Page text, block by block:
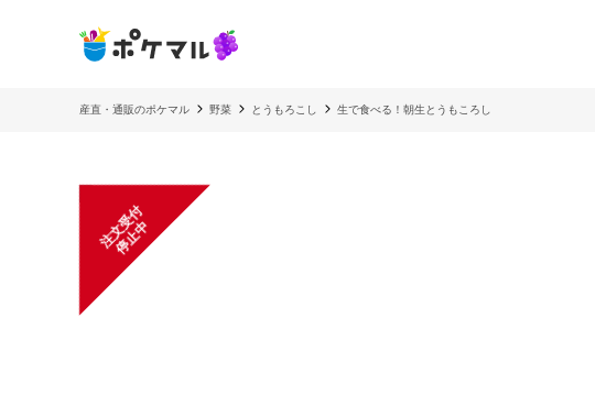
産直・通販のポケマル 野菜 とうもろこし 生で食べる！朝生とうもころし
注
文
受
付
停
止
中